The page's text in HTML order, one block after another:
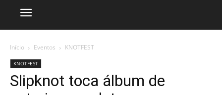
Início Eventos KNOTFEST
KNOTFEST
Slipknot toca álbum de